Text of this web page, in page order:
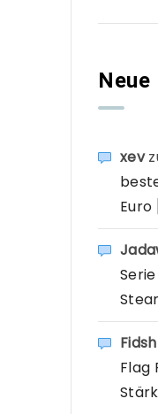
xev
Euro
Fidsh
Flag